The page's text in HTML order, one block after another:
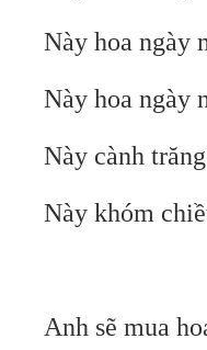
Này hoa ngày
Này hoa ngày
Này cành
Này khóm
Anh sẽ mua